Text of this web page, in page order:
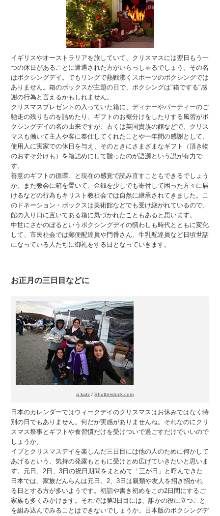
イギリスやオーストラリアを旅していて、クリスマスには翌日もう一
つの休日があることに遭遇された方がいらっしゃるでしょう。その名
はボクシングデイ。でもリングで熱戦沸くスポーツのボクシングでは
ありません。箱のボックスが主題の日で、ボクシングは"箱でする"感
謝の行為と言えるかもしれません。
クリスマスプレゼントの入っていた箱に、ディナーやパーティーのご
馳走の残りものを詰めたり、ギフトのお裾分けをしたりする風習がボ
クシングデイの名の由来ですが、古くは英国貴族の館などで、クリス
マスも働いて主人や客に奉仕してくれたことや一年間の感謝として、
使用人に実家での休日を与え、そのときにさまざまなギフト（頂き物
のおすそ分けも）を箱詰めにして贈ったのが語源という説が有力で
す。
善意のギフトの循環、と現在の感覚で読み直すこともできるでしょう
か。また教会に箱を置いて、金銭を少しでも寄付して困った方々に届
けるなどの行為もキリスト教社会では自然に継承されてきました。こ
のドネーション・ボックスは美術館などでも受け継がれているので、
館の入り口に置いてある箱に気づかれたこともあると思います。
中世にさかのぼるというボクシングデイの慣わしも時代とともに変化
して、市民社会では郵便配達員や門番さん、牛乳配達員など日頃世話
になっている人たちに御礼をする日となっていきます。
お正月の三日目などに
a katz /Shutterstock.com
日本のカレンダーではウィークデイのクリスマスはお休みではなく特
別の日でもありません。何だか実感がありませんね。それなのにクリ
スマス祭事とギフトや食習慣だけを受けついで過ごすだけでいいので
しょうか。
イブとクリスマスデイを楽しんだ三日目には他の人のために何かして
あげるという、気持の発露もともに受けとめ広げていきたいと思いま
す。元日、2日、3日の祝日期間をまとめて「三が日」と呼んできた
日本では、家族だんらんは元日。2、3日は親類や友人を招き招かれ
る日とする方が多いようです。初詣や書き初めをこの2日間にするご
家族も多くみかけます。それでは第3日目には、誰かの役に立つこと
を組み込んでみることはできないでしょうか。日本版のボクシングデ